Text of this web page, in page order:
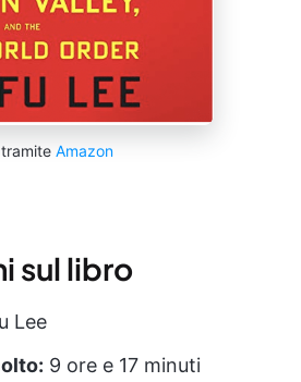
tramite Amazon
sul libro
Lee
9 ore e 17 minuti